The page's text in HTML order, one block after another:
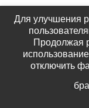
©
Для улучшения
Продолжая
отключить